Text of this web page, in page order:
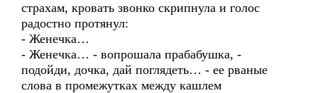
страхам, кровать звонко скрипнула и голос
радостно протянул:
- Женечка…
- Женечка… - вопрошала прабабушка, -
подойди, дочка, дай поглядеть… - ее рваные
слова в промежутках между кашлем